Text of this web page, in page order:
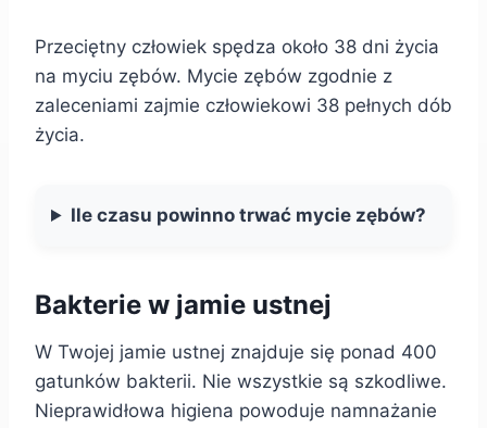
Przeciętny człowiek spędza około 38 dni życia
na myciu zębów. Mycie zębów zgodnie z
zaleceniami zajmie człowiekowi 38 pełnych dób
życia.
Ile czasu powinno trwać mycie zębów?
Bakterie w jamie ustnej
W Twojej jamie ustnej znajduje się ponad 400
gatunków bakterii. Nie wszystkie są szkodliwe.
Nieprawidłowa higiena powoduje namnażanie